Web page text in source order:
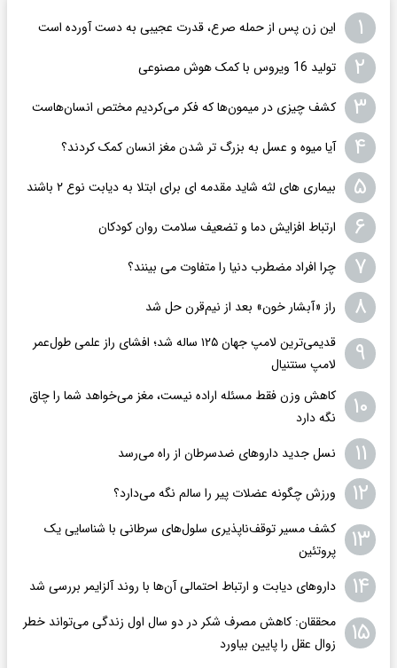
۱ این زن پس از حمله صرع، قدرت عجیبی به دست آورده است
۲ تولید 16 ویروس با کمک هوش مصنوعی
۳ کشف چیزی در میمون‌ها که فکر می‌کردیم مختص انسان‌هاست
۴ آیا میوه و عسل به بزرگ تر شدن مغز انسان کمک کردند؟
۵ بیماری های لثه شاید مقدمه ای برای ابتلا به دیابت نوع ۲ باشند
۶ ارتباط افزایش دما و تضعیف سلامت روان کودکان
۷ چرا افراد مضطرب دنیا را متفاوت می بینند؟
۸ راز «آبشار خون» بعد از نیم‌قرن حل شد
۹
قدیمی‌ترین لامپ جهان ۱۲۵ ساله شد؛ افشای راز علمی طول‌عمر
لامپ سنتنیال
۱۰
کاهش وزن فقط مسئله اراده نیست، مغز می‌خواهد شما را چاق
نگه دارد
۱۱ نسل جدید داروهای ضدسرطان از راه می‌رسد
۱۲ ورزش چگونه عضلات پیر را سالم نگه می‌دارد؟
۱۳
کشف مسیر توقف‌ناپذیری سلول‌های سرطانی با شناسایی یک
پروتئین
۱۴ داروهای دیابت و ارتباط احتمالی آن‌ها با روند آلزایمر بررسی شد
۱۵
محققان: کاهش مصرف شکر در دو سال اول زندگی می‌تواند خطر
زوال عقل را پایین بیاورد